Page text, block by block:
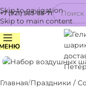
Skip to navigation
Skip to main content
+7 (921) 565-85-71
Нажмите,
Главная Праздники /